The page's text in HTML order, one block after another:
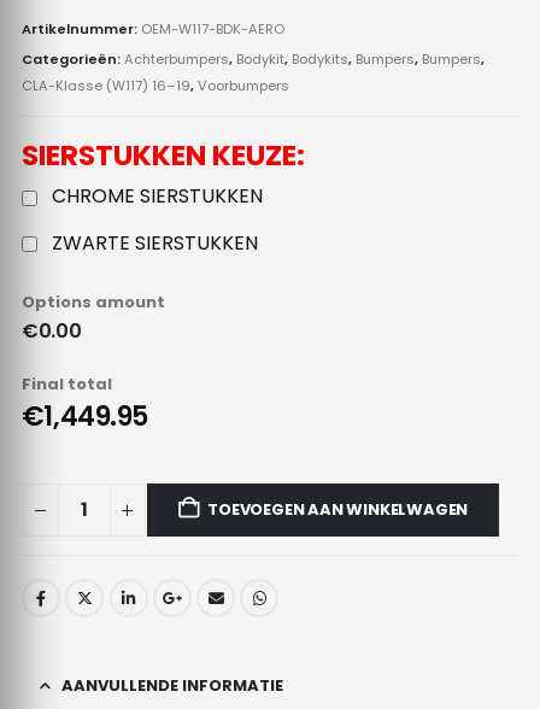
Artikelnummer: OEM-W117-BDK-AERO
Categorieën:Achterbumpers, Bodykit, Bodykits, Bumpers, Bumpers,
CLA-Klasse (W117) 16–19,Voorbumpers
SIERSTUKKEN KEUZE:
CHROME SIERSTUKKEN
ZWARTE SIERSTUKKEN
Options amount
€0.00
Final total
€1,449.95
TOEVOEGEN AAN WINKELWAGEN
AANVULLENDE INFORMATIE